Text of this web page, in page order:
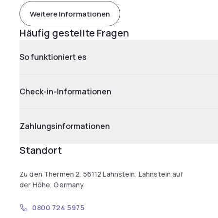
Weitere Informationen
Häufig gestellte Fragen
So funktioniert es
Check-in-Informationen
Zahlungsinformationen
Standort
Zu den Thermen 2, 56112 Lahnstein, Lahnstein auf
der Höhe, Germany
0800 724 5975